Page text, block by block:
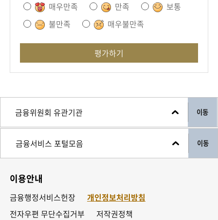
매우만족
만족
보통
불만족
매우불만족
평가하기
이동
이동
이용안내
금융행정서비스헌장
개인정보처리방침
전자우편 무단수집거부
저작권정책